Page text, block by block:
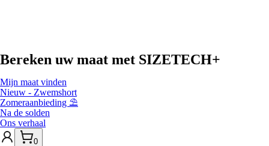
Bereken uw maat met SIZETECH+
Mijn maat vinden
Nieuw - Zwemshort
Zomeraanbieding ⛱️
Na de solden
Ons verhaal
0